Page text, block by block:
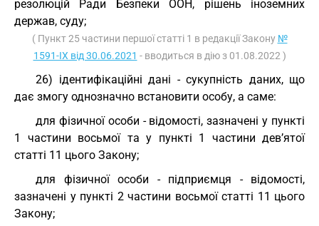
резолюцій Ради Безпеки ООН, рішень іноземних
держав, суду;
( Пункт 25 частини першої статті 1 в редакції Закону №
1591-IX від 30.06.2021 - вводиться в дію з 01.08.2022 )
26) ідентифікаційні дані - сукупність даних, що
дає змогу однозначно встановити особу, а саме:
для фізичної особи - відомості, зазначені у пункті
1 частини восьмої та у пункті 1 частини дев’ятої
статті 11 цього Закону;
для фізичної особи - підприємця - відомості,
зазначені у пункті 2 частини восьмої статті 11 цього
Закону;